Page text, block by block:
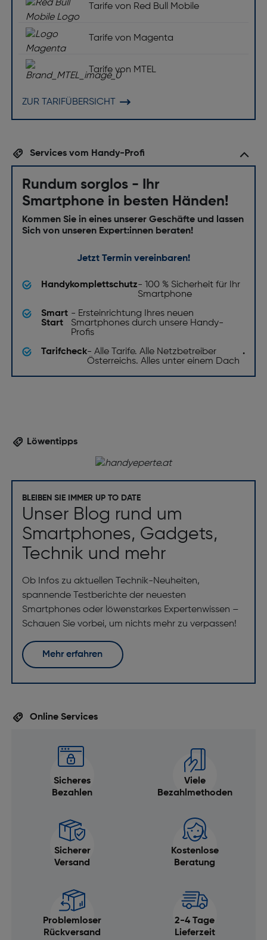
Tarife von Red Bull Mobile
Tarife von Magenta
Tarife von MTEL
ZUR TARIFÜBERSICHT
Services vom Handy-Profi
Rundum sorglos - Ihr
Smartphone in besten Händen!
Kommen Sie in eines unserer Geschäfte und lassen
Sich von unseren Expert:innen beraten!
Jetzt Termin vereinbaren!
Handykomplettschutz- 100 % Sicherheit für Ihr
Smartphone
Smart
Start
- Ersteinrichtung Ihres neuen
Smartphones durch unsere Handy-
Profis
Tarifcheck- Alle Tarife. Alle Netzbetreiber
Österreichs. Alles unter einem Dach
.
Löwentipps
BLEIBEN SIE IMMER UP TO DATE
Unser Blog rund um
Smartphones, Gadgets,
Technik und mehr
Ob Infos zu aktuellen Technik-Neuheiten,
spannende Testberichte der neuesten
Smartphones oder löwenstarkes Expertenwissen –
Schauen Sie vorbei, um nichts mehr zu verpassen!
Mehr erfahren
Online Services
Sicheres
Bezahlen
Viele
Bezahlmethoden
Sicherer
Versand
Kostenlose
Beratung
Problemloser
Rückversand
2-4 Tage
Lieferzeit